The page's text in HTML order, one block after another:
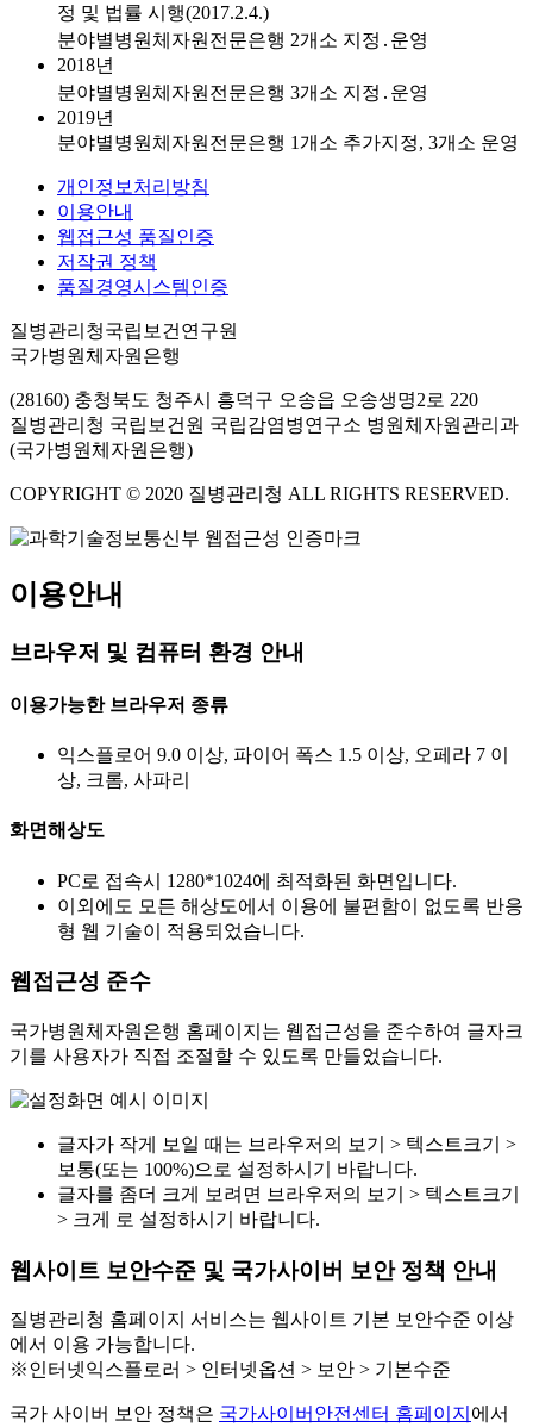
정 및 법률 시행(2017.2.4.)
분야별병원체자원전문은행 2개소 지정․운영
2018년
분야별병원체자원전문은행 3개소 지정․운영
2019년
분야별병원체자원전문은행 1개소 추가지정, 3개소 운영
개인정보처리방침
이용안내
웹접근성 품질인증
저작권 정책
품질경영시스템인증
질병관리청국립보건연구원
국가병원체자원은행
(28160) 충청북도 청주시 흥덕구 오송읍 오송생명2로 220
질병관리청 국립보건원 국립감염병연구소 병원체자원관리과
(국가병원체자원은행)
COPYRIGHT © 2020 질병관리청 ALL RIGHTS RESERVED.
이용안내
브라우저 및 컴퓨터 환경 안내
이용가능한 브라우저 종류
익스플로어 9.0 이상, 파이어 폭스 1.5 이상, 오페라 7 이
상, 크롬, 사파리
화면해상도
PC로 접속시 1280*1024에 최적화된 화면입니다.
이외에도 모든 해상도에서 이용에 불편함이 없도록 반응
형 웹 기술이 적용되었습니다.
웹접근성 준수
국가병원체자원은행 홈페이지는 웹접근성을 준수하여 글자크
기를 사용자가 직접 조절할 수 있도록 만들었습니다.
글자가 작게 보일 때는 브라우저의 보기 > 텍스트크기 >
보통(또는 100%)으로 설정하시기 바랍니다.
글자를 좀더 크게 보려면 브라우저의 보기 > 텍스트크기
> 크게 로 설정하시기 바랍니다.
웹사이트 보안수준 및 국가사이버 보안 정책 안내
질병관리청 홈페이지 서비스는 웹사이트 기본 보안수준 이상
에서 이용 가능합니다.
※인터넷익스플로러 > 인터넷옵션 > 보안 > 기본수준
국가 사이버 보안 정책은 국가사이버안전센터 홈페이지 에서